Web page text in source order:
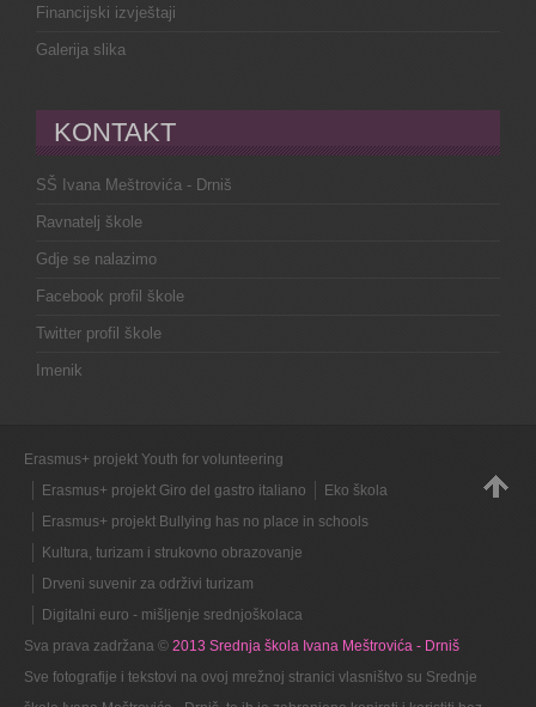
Financijski izvještaji
Galerija slika
KONTAKT
SŠ Ivana Meštrovića - Drniš
Ravnatelj škole
Gdje se nalazimo
Facebook profil škole
Twitter profil škole
Imenik
Erasmus+ projekt Youth for volunteering
Erasmus+ projekt Giro del gastro italiano
Eko škola
Erasmus+ projekt Bullying has no place in schools
Kultura, turizam i strukovno obrazovanje
Drveni suvenir za održivi turizam
Digitalni euro - mišljenje srednjoškolaca
Sva prava zadržana © 2013 Srednja škola Ivana Meštrovića - Drniš
Sve fotografije i tekstovi na ovoj mrežnoj stranici vlasništvo su Srednje